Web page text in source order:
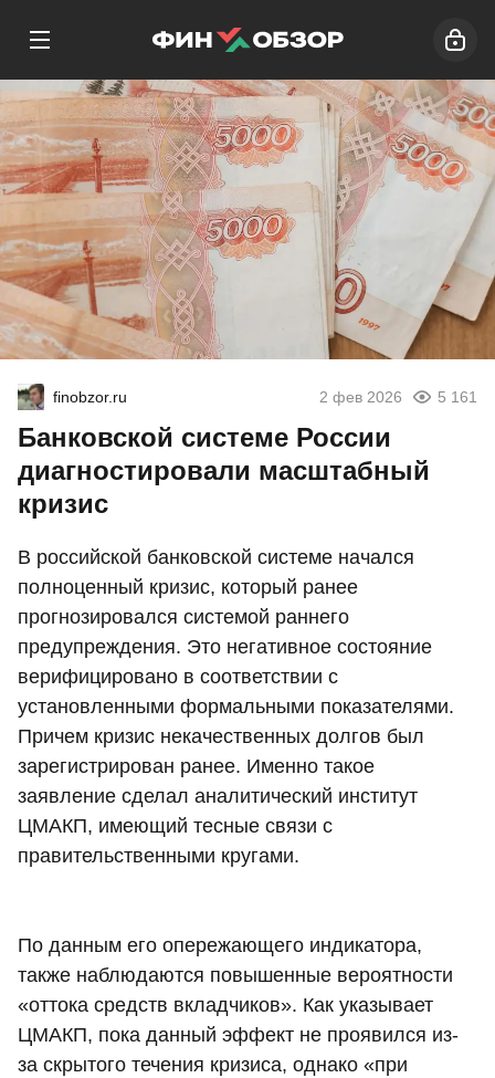
finobzor.ru 2 фев 2026 5 161
Банковской системе России
диагностировали масштабный
кризис
В российской банковской системе начался
полноценный кризис, который ранее
прогнозировался системой раннего
предупреждения. Это негативное состояние
верифицировано в соответствии с
установленными формальными показателями.
Причем кризис некачественных долгов был
зарегистрирован ранее. Именно такое
заявление сделал аналитический институт
ЦМАКП, имеющий тесные связи с
правительственными кругами.
По данным его опережающего индикатора,
также наблюдаются повышенные вероятности
«оттока средств вкладчиков». Как указывает
ЦМАКП, пока данный эффект не проявился из-
за скрытого течения кризиса, однако «при